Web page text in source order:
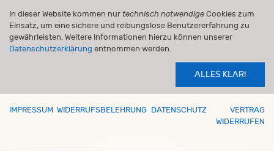
In dieser Website kommen nur technisch notwendige Cookies zum
Einsatz, um eine sichere und reibungslose Benutzererfahrung zu
gewährleisten. Weitere Informationen hierzu können unserer
Datenschutzerklärung entnommen werden.
ALLES KLAR!
IMPRESSUM WIDERRUFSBELEHRUNG DATENSCHUTZ
VERTRAG
WIDERRUFEN